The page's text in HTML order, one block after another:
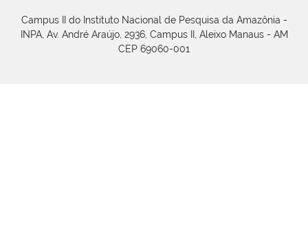
Campus II do Instituto Nacional de Pesquisa da Amazônia -
INPA, Av. André Araújo, 2936, Campus II, Aleixo Manaus - AM
CEP 69060-001